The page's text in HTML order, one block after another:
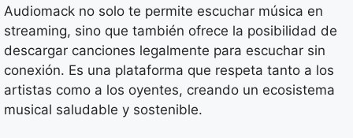
Audiomack no solo te permite escuchar música en
streaming, sino que también ofrece la posibilidad de
descargar canciones legalmente para escuchar sin
conexión. Es una plataforma que respeta tanto a los
artistas como a los oyentes, creando un ecosistema
musical saludable y sostenible.